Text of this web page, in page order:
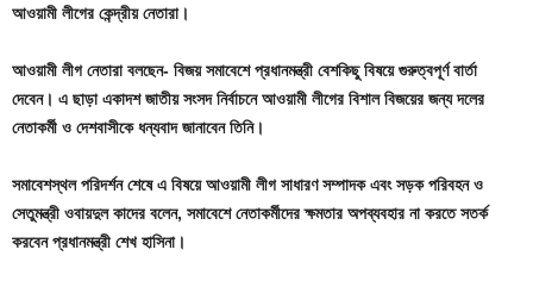
আওয়ামী লীগের কেন্দ্রীয় নেতারা।
আওয়ামী লীগ নেতারা বলছেন- বিজয় সমাবেশে প্রধানমন্ত্রী বেশকিছু বিষয়ে গুরুত্বপূর্ণ বার্তা
দেবেন। এ ছাড়া একাদশ জাতীয় সংসদ নির্বাচনে আওয়ামী লীগের বিশাল বিজয়ের জন্য দলের
নেতাকর্মী ও দেশবাসীকে ধন্যবাদ জানাবেন তিনি।
সমাবেশস্থল পরিদর্শন শেষে এ বিষয়ে আওয়ামী লীগ সাধারণ সম্পাদক এবং সড়ক পরিবহন ও
সেতুমন্ত্রী ওবায়দুল কাদের বলেন, সমাবেশে নেতাকর্মীদের ক্ষমতার অপব্যবহার না করতে সতর্ক
করবেন প্রধানমন্ত্রী শেখ হাসিনা।